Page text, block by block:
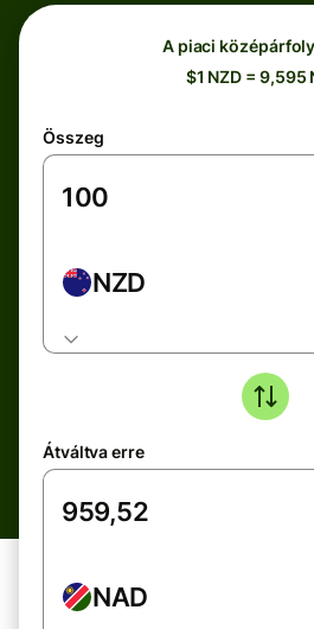
A piaci
$1 NZD = 9,595
Összeg
NZD
Átváltva erre
NAD